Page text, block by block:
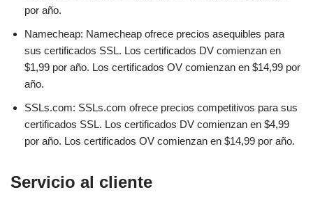
por año.
Namecheap: Namecheap ofrece precios asequibles para
sus certificados SSL. Los certificados DV comienzan en
$1,99 por año. Los certificados OV comienzan en $14,99 por
año.
SSLs.com: SSLs.com ofrece precios competitivos para sus
certificados SSL. Los certificados DV comienzan en $4,99
por año. Los certificados OV comienzan en $14,99 por año.
Servicio al cliente